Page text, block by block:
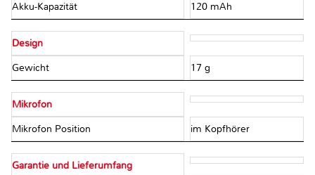
Akku-Kapazität 120 mAh
Design
Gewicht 17 g
Mikrofon
Mikrofon Position im Kopfhörer
Garantie und Lieferumfang